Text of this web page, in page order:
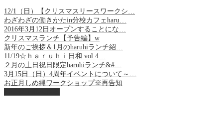
12/1（日）【クリスマスリースワークシ…
わざわざの働きかたin分校カフェharu…
2016年3月12日オープンすることにな…
クリスマスランチ【予告編】w
新年のご挨拶＆1月のharuhiランチ紹…
11/19☆ｈａｒｕｈｉ日和 vol.4…
２月の土日祝日限定haruhiランチ&#…
3月15日（日）4周年イベントについて～…
お正月しめ縄ワークショップ※再告知